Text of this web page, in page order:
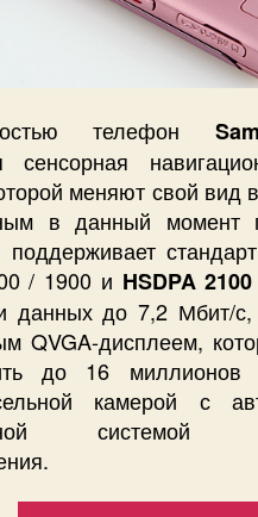
телефон
сенсорная
меняют свой вид
в данный момент
/ 1900 и HSDPA 2100
данных до 7,2 Мбит/
QVGA-дисплеем,
до 16
камерой с
системой